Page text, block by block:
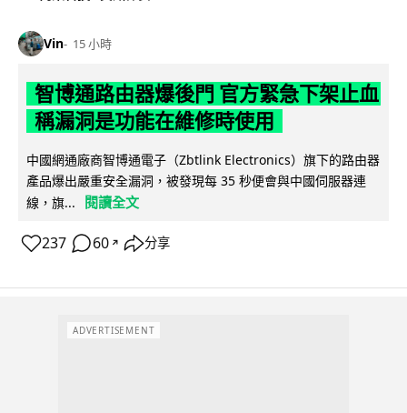
Vin 15 小時
智博通路由器爆後門 官方緊急下架止血
稱漏洞是功能在維修時使用
中國網通廠商智博通電子（Zbtlink Electronics）旗下的路由器
產品爆出嚴重安全漏洞，被發現每 35 秒便會與中國伺服器連
線，旗...
閱讀全文
237 60 ↗ 分享
ADVERTISEMENT